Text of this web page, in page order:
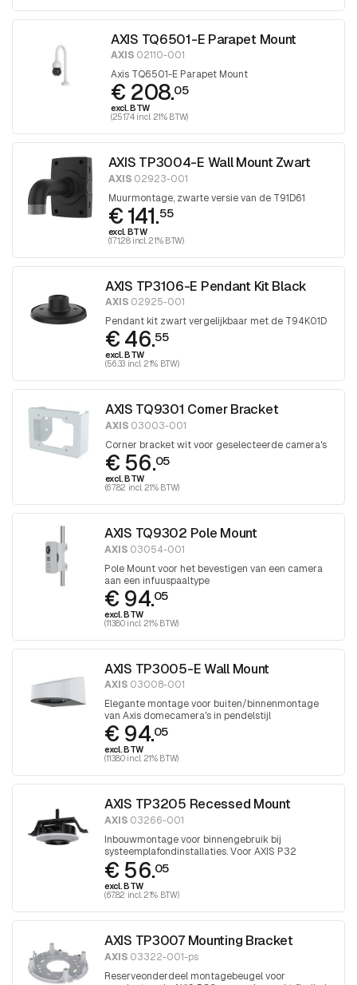
AXIS TQ6501-E Parapet Mount
AXIS02110-001
Axis TQ6501-E Parapet Mount
€ 208.05
excl. BTW
(251.74 incl. 21% BTW)
AXIS TP3004-E Wall Mount Zwart
AXIS02923-001
Muurmontage, zwarte versie van de T91D61
€ 141.55
excl. BTW
(171.28 incl. 21% BTW)
AXIS TP3106-E Pendant Kit Black
AXIS02925-001
Pendant kit zwart vergelijkbaar met de T94K01D
€ 46.55
excl. BTW
(56.33 incl. 21% BTW)
AXIS TQ9301 Corner Bracket
AXIS03003-001
Corner bracket wit voor geselecteerde camera's
€ 56.05
excl. BTW
(67.82 incl. 21% BTW)
AXIS TQ9302 Pole Mount
AXIS 03054-001
Pole Mount voor het bevestigen van een camera
aan een infuuspaaltype
€ 94.05
excl. BTW
(113.80 incl. 21% BTW)
AXIS TP3005-E Wall Mount
AXIS 03008-001
Elegante montage voor buiten/binnenmontage
van Axis domecamera's in pendelstijl
€ 94.05
excl. BTW
(113.80 incl. 21% BTW)
AXIS TP3205 Recessed Mount
AXIS 03266-001
Inbouwmontage voor binnengebruik bij
systeemplafondinstallaties. Voor AXIS P32
camera's
€ 56.05
excl. BTW
(67.82 incl. 21% BTW)
AXIS TP3007 Mounting Bracket
AXIS 03322-001-ps
Reserveonderdeel montagebeugel voor